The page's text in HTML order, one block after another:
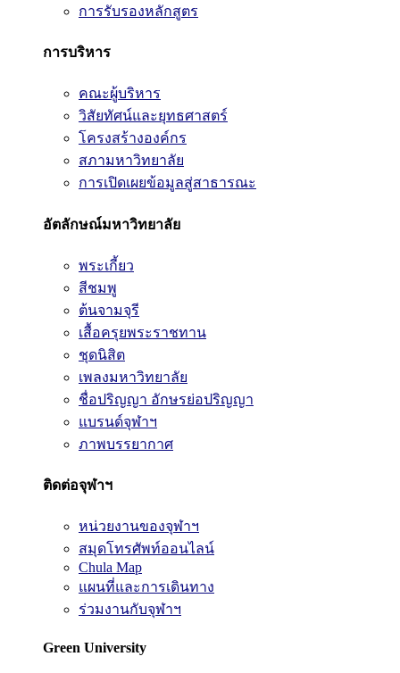
การรับรองหลักสูตร
การบริหาร
คณะผู้บริหาร
วิสัยทัศน์และยุทธศาสตร์
โครงสร้างองค์กร
สภามหาวิทยาลัย
การเปิดเผยข้อมูลสู่สาธารณะ
อัตลักษณ์มหาวิทยาลัย
พระเกี้ยว
สีชมพู
ต้นจามจุรี
เสื้อครุยพระราชทาน
ชุดนิสิต
เพลงมหาวิทยาลัย
ชื่อปริญญา อักษรย่อปริญญา
แบรนด์จุฬาฯ
ภาพบรรยากาศ
ติดต่อจุฬาฯ
หน่วยงานของจุฬาฯ
สมุดโทรศัพท์ออนไลน์
Chula Map
แผนที่และการเดินทาง
ร่วมงานกับจุฬาฯ
Green University